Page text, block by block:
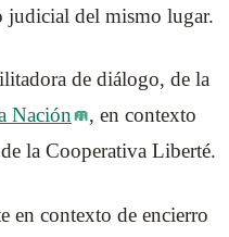
judicial del mismo lugar.
de diálogo, de la
Nación
, en contexto
la Cooperativa Liberté.
en contexto de encierro